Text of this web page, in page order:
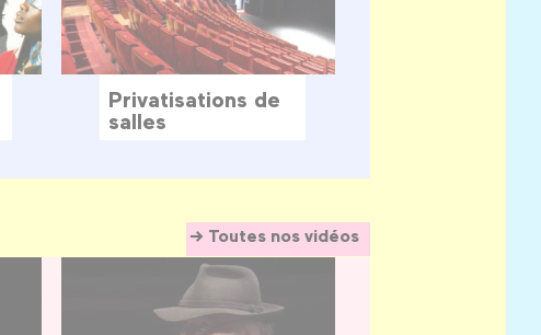
Privatisations de
salles
Toutes nos vidéos